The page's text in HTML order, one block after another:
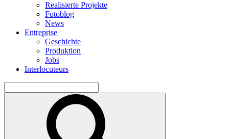
Realisierte Projekte
Fotoblog
News
Entreprise
Geschichte
Produktion
Jobs
Interlocuteurs